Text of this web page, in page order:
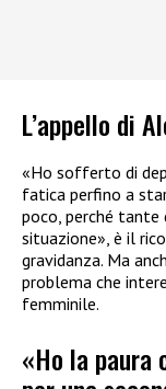
L’appello di
«Ho sofferto di
fatica perfino a
poco, perché tante
situazione», è il
gravidanza. Ma
problema che
femminile.
«Ho la paura